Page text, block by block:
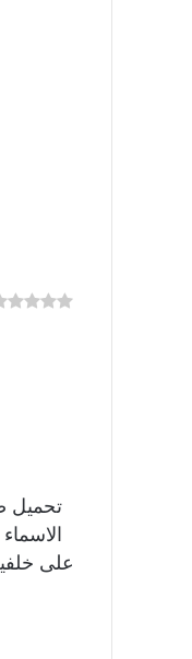
تحميل
على